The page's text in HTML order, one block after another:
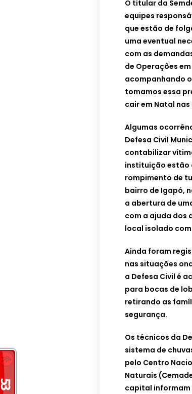
O titular da
equipes
que estão de
uma eventual
com as
de Operações
acompanhando
tomamos essa
cair em Natal
Algumas
Defesa Civil
contabilizar
instituição estão
rompimento de
bairro de Igapó,
a abertura de
com a ajuda dos
local isolado
Ainda foram
nas situações
a Defesa Civil é
para bocas de
retirando as
segurança.
Os técnicos da
sistema de
pelo Centro
Naturais
capital informam